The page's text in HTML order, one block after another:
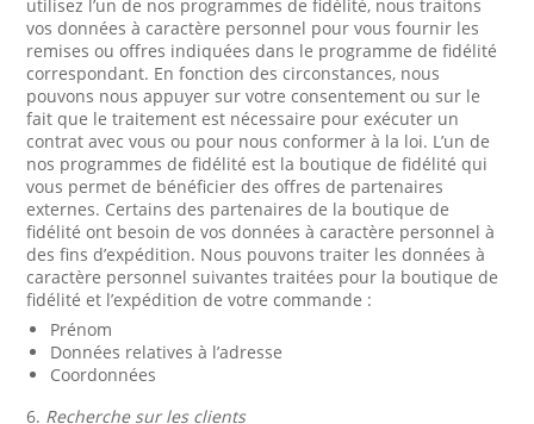
utilisez l’un de nos programmes de fidélité, nous traitons
vos données à caractère personnel pour vous fournir les
remises ou offres indiquées dans le programme de fidélité
correspondant. En fonction des circonstances, nous
pouvons nous appuyer sur votre consentement ou sur le
fait que le traitement est nécessaire pour exécuter un
contrat avec vous ou pour nous conformer à la loi. L’un de
nos programmes de fidélité est la boutique de fidélité qui
vous permet de bénéficier des offres de partenaires
externes. Certains des partenaires de la boutique de
fidélité ont besoin de vos données à caractère personnel à
des fins d’expédition. Nous pouvons traiter les données à
caractère personnel suivantes traitées pour la boutique de
fidélité et l’expédition de votre commande :
Prénom
Données relatives à l’adresse
Coordonnées
6. Recherche sur les clients